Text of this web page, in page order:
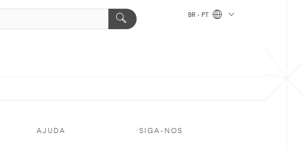
BR - PT
AJUDA SIGA-NOS